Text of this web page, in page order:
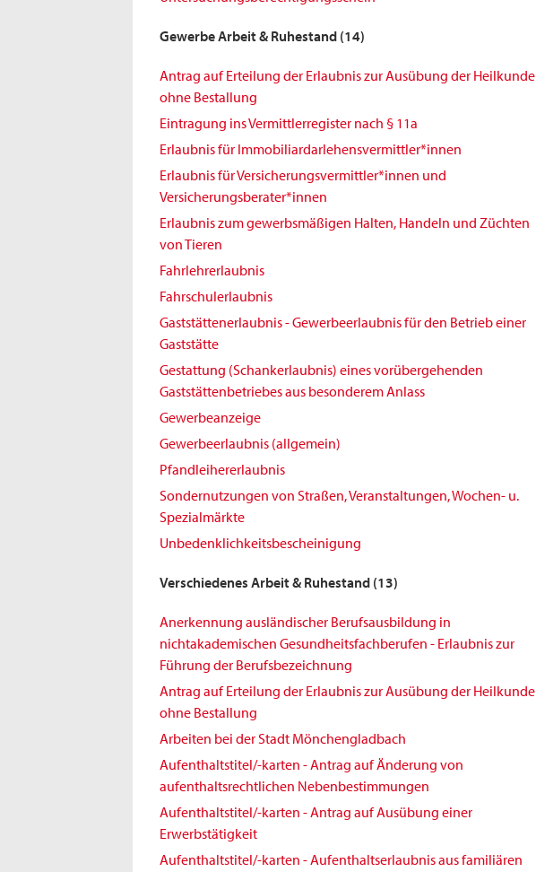
Gewerbe Arbeit & Ruhestand (14)
Antrag auf Erteilung der Erlaubnis zur Ausübung der Heilkunde
ohne Bestallung
Eintragung ins Vermittlerregister nach § 11a
Erlaubnis für Immobiliardarlehensvermittler*innen
Erlaubnis für Versicherungsvermittler*innen und
Versicherungsberater*innen
Erlaubnis zum gewerbsmäßigen Halten, Handeln und Züchten
von Tieren
Fahrlehrerlaubnis
Fahrschulerlaubnis
Gaststättenerlaubnis - Gewerbeerlaubnis für den Betrieb einer
Gaststätte
Gestattung (Schankerlaubnis) eines vorübergehenden
Gaststättenbetriebes aus besonderem Anlass
Gewerbeanzeige
Gewerbeerlaubnis (allgemein)
Pfandleihererlaubnis
Sondernutzungen von Straßen, Veranstaltungen, Wochen- u.
Spezialmärkte
Unbedenklichkeitsbescheinigung
Verschiedenes Arbeit & Ruhestand (13)
Anerkennung ausländischer Berufsausbildung in
nichtakademischen Gesundheitsfachberufen - Erlaubnis zur
Führung der Berufsbezeichnung
Antrag auf Erteilung der Erlaubnis zur Ausübung der Heilkunde
ohne Bestallung
Arbeiten bei der Stadt Mönchengladbach
Aufenthaltstitel/-karten - Antrag auf Änderung von
aufenthaltsrechtlichen Nebenbestimmungen
Aufenthaltstitel/-karten - Antrag auf Ausübung einer
Erwerbstätigkeit
Aufenthaltstitel/-karten - Aufenthaltserlaubnis aus familiären